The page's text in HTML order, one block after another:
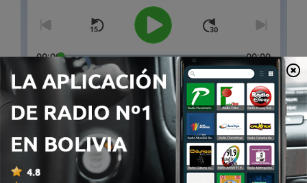
00:00 00:00
Episodios
1 Audio libro.BOULEVARD
26 jun. 2021